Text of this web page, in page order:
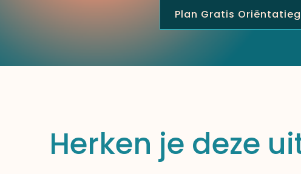
Plan Gratis
Herken je deze